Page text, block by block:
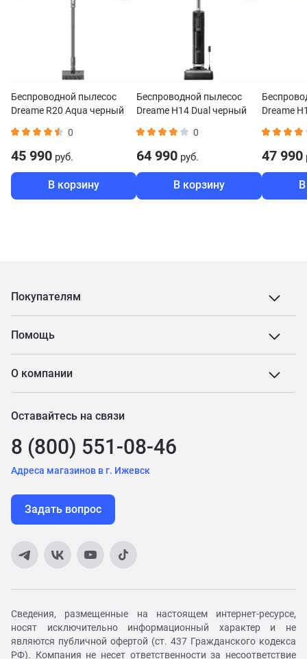
Беспроводной пылесос
Dreame R20 Aqua черный
0
45 990 руб.
В корзину
Беспроводной пылесос
Dreame H14 Dual черный
0
64 990 руб.
В корзину
Dreame
47 990
Покупателям
Помощь
О компании
Оставайтесь на связи
8 (800) 551-08-46
Адреса магазинов в г. Ижевск
Задать вопрос
Сведения, размещенные на настоящем интернет-ресурсе,
носят исключительно информационный характер и не
являются публичной офертой (ст. 437 Гражданского кодекса
РФ). Компания не несет ответственности за несоответствие